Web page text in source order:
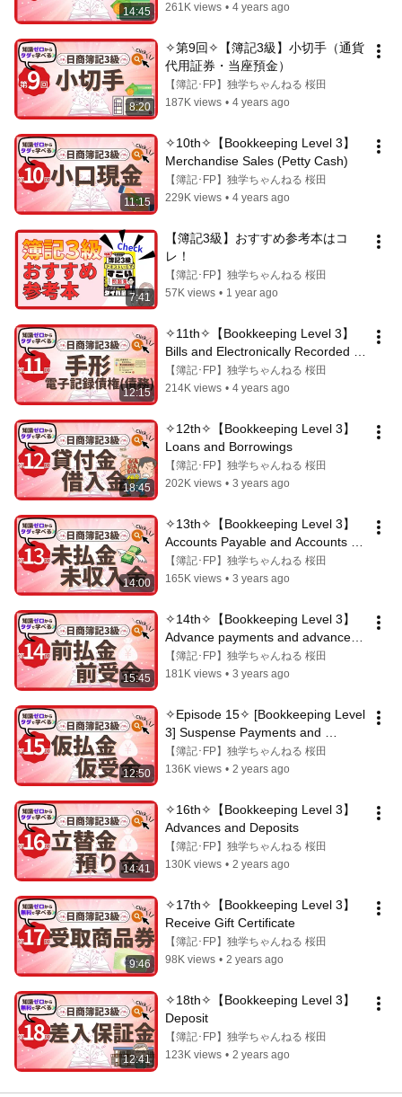
14:45
261K views • 4 years ago
8:20
✧第9回✧【簿記3級】小切手（通貨
代用証券・当座預金）
【簿記･FP】独学ちゃんねる 桜田
187K views • 4 years ago
11:15
✧10th✧【Bookkeeping Level 3】
Merchandise Sales (Petty Cash)
【簿記･FP】独学ちゃんねる 桜田
229K views • 4 years ago
7:41
【簿記3級】おすすめ参考本はコ
レ！
【簿記･FP】独学ちゃんねる 桜田
57K views • 1 year ago
12:15
✧11th✧【Bookkeeping Level 3】
Bills and Electronically Recorded
Monetary Claims (Debt)
【簿記･FP】独学ちゃんねる 桜田
214K views • 4 years ago
18:45
✧12th✧【Bookkeeping Level 3】
Loans and Borrowings
【簿記･FP】独学ちゃんねる 桜田
202K views • 3 years ago
14:00
✧13th✧【Bookkeeping Level 3】
Accounts Payable and Accounts
Receivable
【簿記･FP】独学ちゃんねる 桜田
165K views • 3 years ago
15:45
✧14th✧【Bookkeeping Level 3】
Advance payments and advance
receipts
【簿記･FP】独学ちゃんねる 桜田
181K views • 3 years ago
12:50
✧Episode 15✧ [Bookkeeping Level
3] Suspense Payments and
Suspense Receipts
【簿記･FP】独学ちゃんねる 桜田
136K views • 2 years ago
14:41
✧16th✧【Bookkeeping Level 3】
Advances and Deposits
【簿記･FP】独学ちゃんねる 桜田
130K views • 2 years ago
9:46
✧17th✧【Bookkeeping Level 3】
Receive Gift Certificate
【簿記･FP】独学ちゃんねる 桜田
98K views • 2 years ago
12:41
✧18th✧【Bookkeeping Level 3】
Deposit
【簿記･FP】独学ちゃんねる 桜田
123K views • 2 years ago